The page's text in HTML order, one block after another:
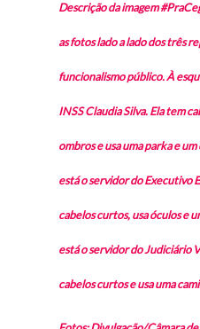
Descrição da imagem
as fotos lado a lado dos três
funcionalismo público. À
INSS Claudia Silva. Ela tem
ombros e usa uma parka e
está o servidor do Executivo
cabelos curtos, usa óculos e
está o servidor do Judiciário
cabelos curtos e usa uma